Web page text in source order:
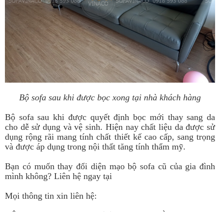
Bộ sofa sau khi được bọc xong tại nhà khách hàng
Bộ sofa sau khi được quyết định bọc mới thay sang da
cho dễ sử dụng và vệ sinh. Hiện nay chất liệu da được sử
dụng rộng rãi mang tính chất thiết kế cao cấp, sang trọng
và được áp dụng trong nội thất tăng tính thẩm mỹ.
Bạn có muốn thay đổi diện mạo bộ sofa cũ của gia đình
mình không? Liên hệ ngay tại
Mọi thông tin xin liên hệ: